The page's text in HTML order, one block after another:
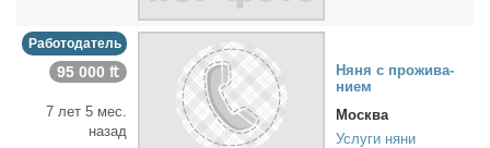
Работодатель
95 000 ₶
7 лет 5 мес.
назад
Ня­ня с про­жи­ва­
ни­ем
Москва
Услуги няни